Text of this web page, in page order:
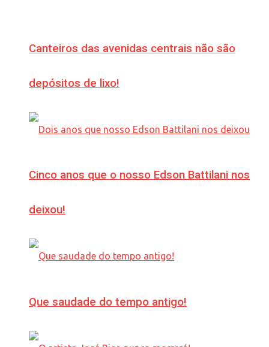
Canteiros das avenidas centrais não são
depósitos de lixo!
Cinco anos que o nosso Edson Battilani nos
deixou!
Que saudade do tempo antigo!